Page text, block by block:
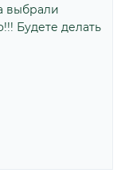
выбрали
Будете делать